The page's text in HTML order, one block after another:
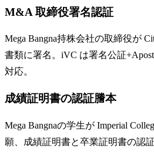
M&A 取締役署名認証
Mega Bangna持株会社の取締役が
書類に署名。iVC は署名公証
対応。
成績証明書の認証謄本
Mega Bangnaの学生が Imperial
願、成績証明書と卒業証明書の認